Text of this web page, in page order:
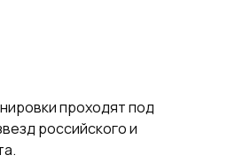
проходят под
российского и